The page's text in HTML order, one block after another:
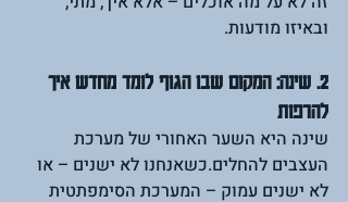
ובאיזו מודעות.
2. שינה: המקום שבו הגוף לומד מחדש איך
להרפות
שינה היא השער האחורי של מערכת
העצבים להחלים.כשאנחנו לא ישנים – או
לא ישנים עמוק – המערכת הסימפתטית